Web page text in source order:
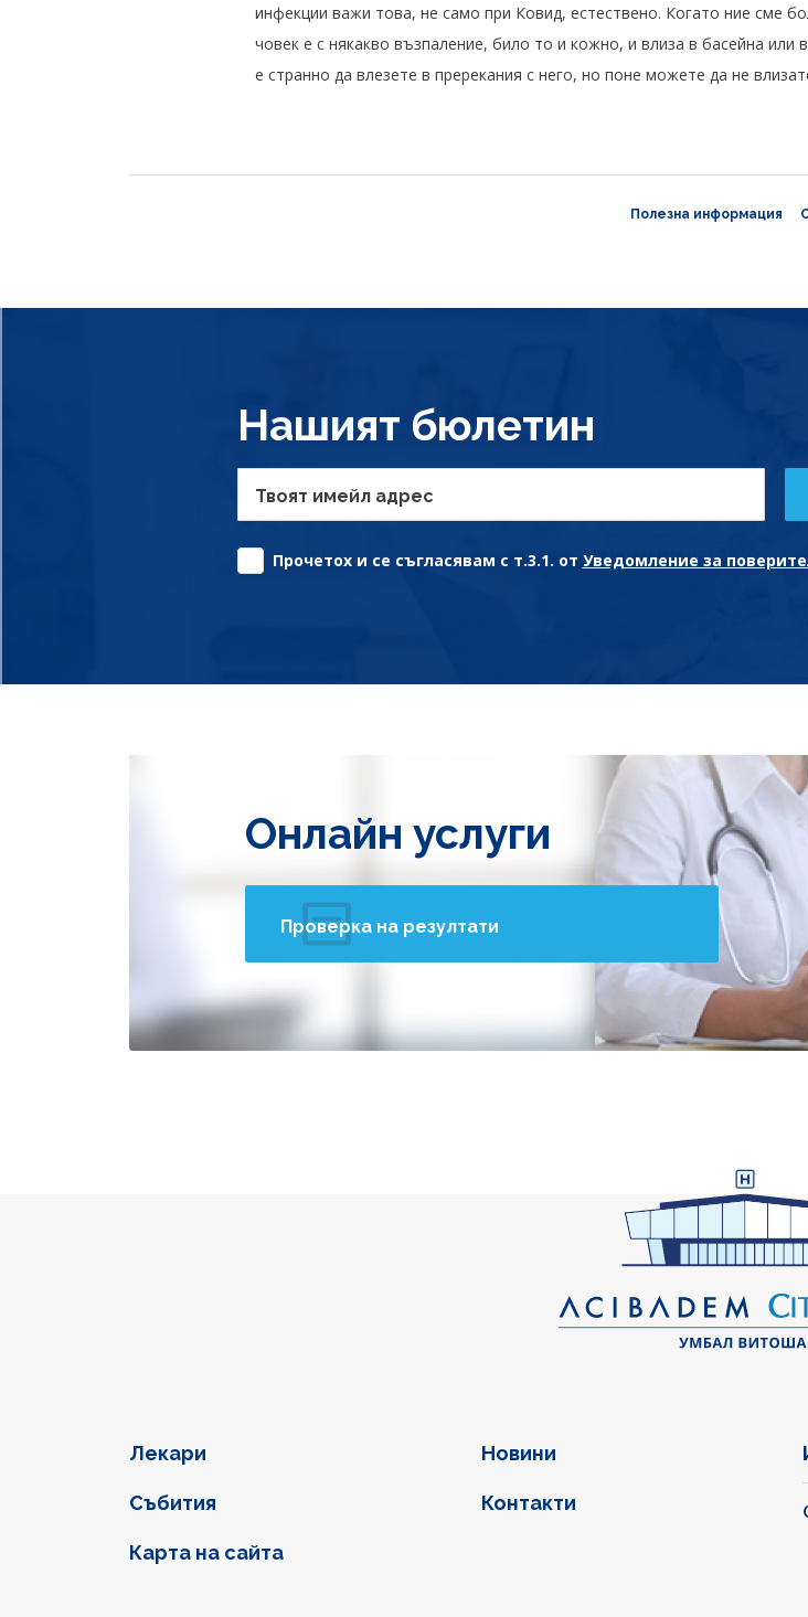
инфекции важи това, не само при Ковид, естествено. Когато ние сме
човек е с някакво възпаление, било то и кожно, и влиза в басейна или
е странно да влезете в пререкания с него, но поне можете да не
Полезна информация
Нашият бюлетин
Твоят имейл адрес
Прочетох и се съгласявам с т.3.1. от Уведомление за
Онлайн услуги
Проверка на резултати
Фуутер навигация
Лекари Новини
Събития Контакти
Карта на сайта